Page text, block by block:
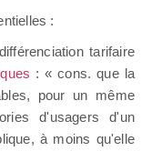
:
tarifaire
: « cons. que la
pour un même
d'usagers d'un
à moins qu'elle